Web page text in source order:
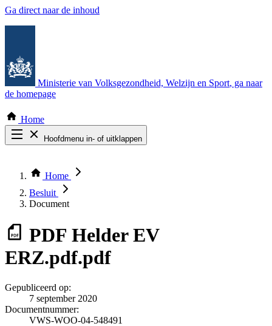
Ga direct naar de inhoud
Ministerie van Volksgezondheid, Welzijn en Sport, ga naar
de homepage
Home
Hoofdmenu in- of uitklappen
Thema COVID-19
Bekijk per bestuursorgaan
Home
Besluit
Document
PDF Helder EV
ERZ.pdf.pdf
Gepubliceerd op:
7 september 2020
Documentnummer:
VWS-WOO-04-548491